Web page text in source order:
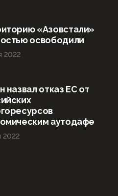
«Азовстали»
освободили
2022
назвал отказ ЕС от
аутодафе
2022